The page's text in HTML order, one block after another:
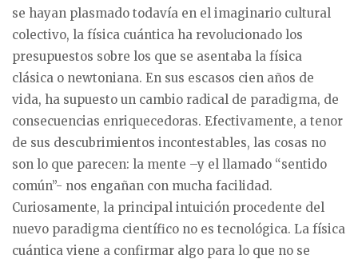
se hayan plasmado todavía en el imaginario cultural
colectivo, la física cuántica ha revolucionado los
presupuestos sobre los que se asentaba la física
clásica o newtoniana. En sus escasos cien años de
vida, ha supuesto un cambio radical de paradigma, de
consecuencias enriquecedoras. Efectivamente, a tenor
de sus descubrimientos incontestables, las cosas no
son lo que parecen: la mente –y el llamado “sentido
común”- nos engañan con mucha facilidad.
Curiosamente, la principal intuición procedente del
nuevo paradigma científico no es tecnológica. La física
cuántica viene a confirmar algo para lo que no se